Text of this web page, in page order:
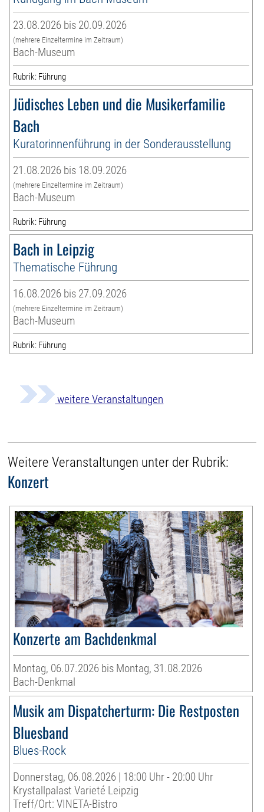
23.08.2026 bis 20.09.2026
(mehrere Einzeltermine im Zeitraum)
Bach-Museum
Rubrik: Führung
Jüdisches Leben und die Musikerfamilie
Bach
Kuratorinnenführung in der Sonderausstellung
21.08.2026 bis 18.09.2026
(mehrere Einzeltermine im Zeitraum)
Bach-Museum
Rubrik: Führung
Bach in Leipzig
Thematische Führung
16.08.2026 bis 27.09.2026
(mehrere Einzeltermine im Zeitraum)
Bach-Museum
Rubrik: Führung
weitere Veranstaltungen
Weitere Veranstaltungen unter der Rubrik:
Konzert
Konzerte am Bachdenkmal
Montag, 06.07.2026 bis Montag, 31.08.2026
Bach-Denkmal
Musik am Dispatcherturm: Die Restposten
Bluesband
Blues-Rock
Donnerstag, 06.08.2026 | 18:00 Uhr - 20:00 Uhr
Krystallpalast Varieté Leipzig
Treff/Ort: VINETA-Bistro